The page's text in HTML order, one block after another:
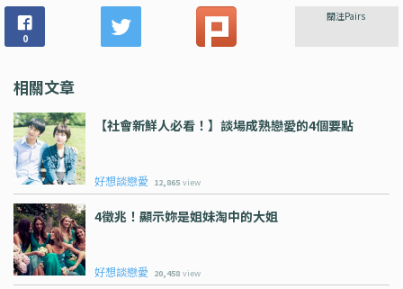
0
關注Pairs
相關文章
【社會新鮮人必看！】談場成熟戀愛的4個要點
好想談戀愛 12,865 view
4徵兆！顯示妳是姐妹淘中的大姐
好想談戀愛 20,458 view